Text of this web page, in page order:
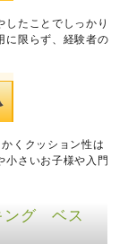
したことでしっかり
に限らず、経験者の
くクッション性は
小さいお子様や入門
ング ベス